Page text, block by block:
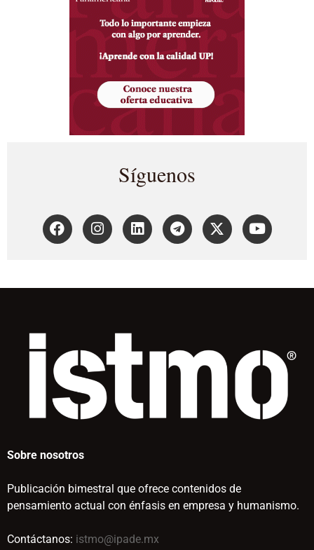
Síguenos
Sobre nosotros
Publicación bimestral que ofrece contenidos de
pensamiento actual con énfasis en empresa y humanismo.
Contáctanos: istmo@ipade.mx